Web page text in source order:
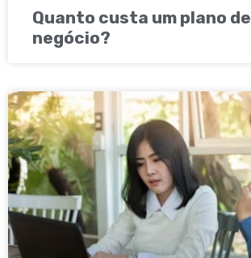
Quanto custa um plano de
negócio?